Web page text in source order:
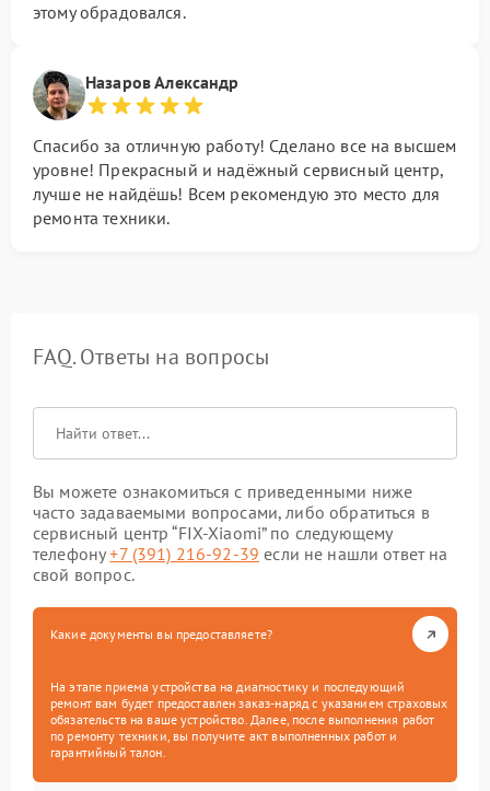
этому обрадовался.
Назаров Александр
Спасибо за отличную работу! Сделано все на высшем
уровне! Прекрасный и надёжный сервисный центр,
лучше не найдёшь! Всем рекомендую это место для
ремонта техники.
FAQ. Ответы на вопросы
Вы можете ознакомиться с приведенными ниже
часто задаваемыми вопросами, либо обратиться в
сервисный центр “FIX-Xiaomi” по следующему
телефону+7 (391) 216-92-39 если не нашли ответ на
свой вопрос.
Какие документы вы предоставляете?
На этапе приема устройства на диагностику и последующий
ремонт вам будет предоставлен заказ-наряд с указанием страховых
обязательств на ваше устройство. Далее, после выполнения работ
по ремонту техники, вы получите акт выполненных работ и
гарантийный талон.